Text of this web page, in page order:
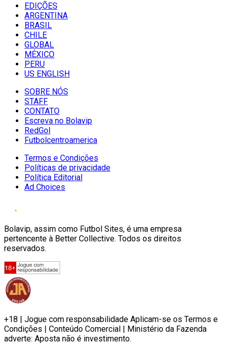
EDIÇÕES
ARGENTINA
BRASIL
CHILE
GLOBAL
MÉXICO
PERU
US ENGLISH
SOBRE NÓS
STAFF
CONTATO
Escreva no Bolavip
RedGol
Futbolcentroamerica
Termos e Condições
Políticas de privacidade
Política Editorial
Ad Choices
Bolavip, assim como Futbol Sites, é uma empresa
pertencente à Better Collective. Todos os direitos
reservados.
+18 | Jogue com responsabilidade Aplicam-se os Termos e
Condições | Conteúdo Comercial | Ministério da Fazenda
adverte: Aposta não é investimento.